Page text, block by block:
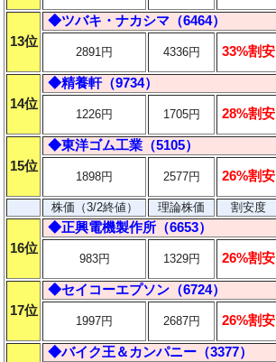
13位
◆ツバキ・ナカシマ（6464）
2891円 4336円 33%割安
14位
◆精養軒（9734）
1226円 1705円 28%割安
15位
◆東洋ゴム工業（5105）
1898円 2577円 26%割安
株価（3/2終値） 理論株価 割安度
16位
◆正興電機製作所（6653）
983円 1329円 26%割安
17位
◆セイコーエプソン（6724）
1997円 2687円 26%割安
◆バイク王＆カンパニー（3377）